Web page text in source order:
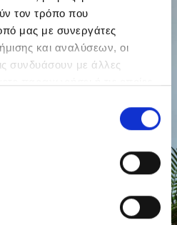
τον τρόπο που
μας με συνεργάτες
και αναλύσεων, οι
συνδυάσουν με άλλες